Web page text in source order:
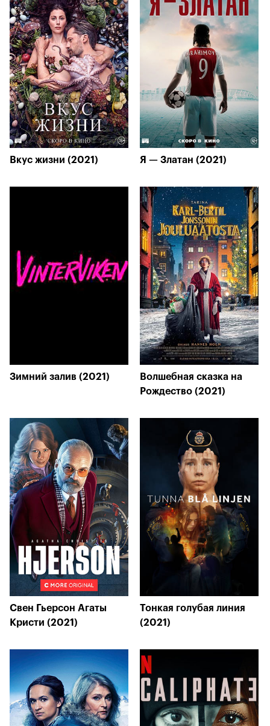
Вкус жизни (2021) Я — Златан (2021)
Зимний залив (2021)
Волшебная сказка на
Рождество (2021)
Свен Гьерсон Агаты
Кристи (2021)
Тонкая голубая линия
(2021)